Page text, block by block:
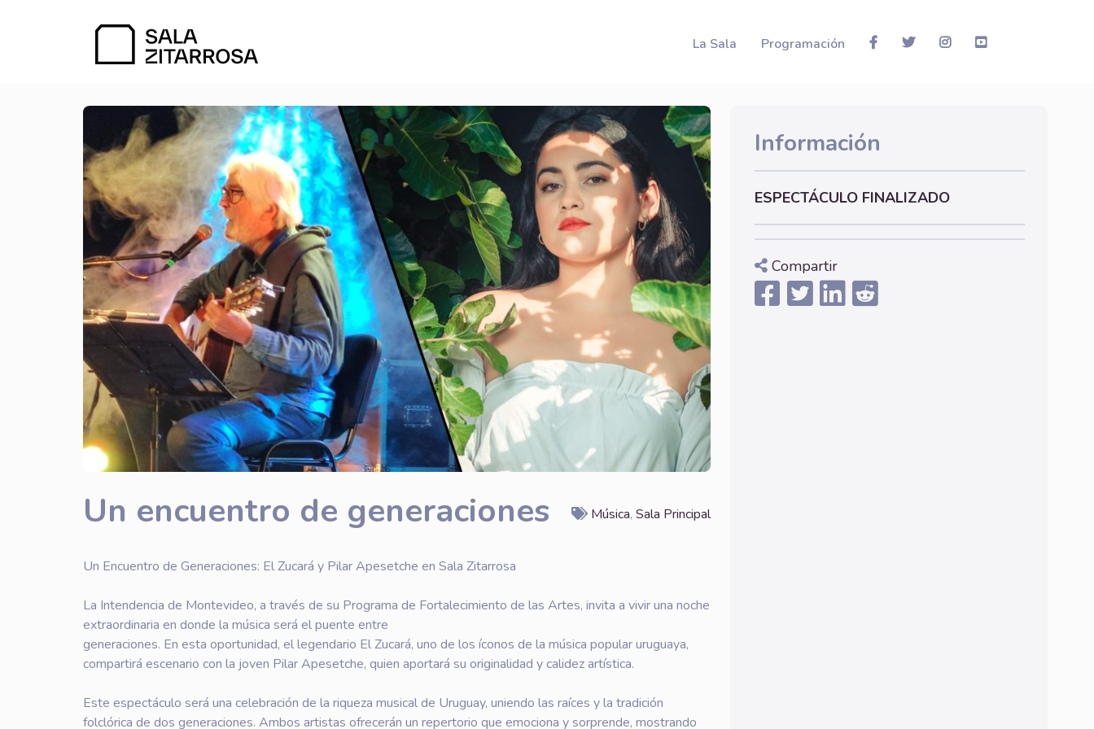
La Sala Programación
Un encuentro de generaciones Música, Sala Principal
Un Encuentro de Generaciones: El Zucará y Pilar Apesetche en Sala Zitarrosa
La Intendencia de Montevideo, a través de su Programa de Fortalecimiento de las Artes, invita a vivir una noche
extraordinaria en donde la música será el puente entre
generaciones. En esta oportunidad, el legendario El Zucará, uno de los íconos de la música popular uruguaya,
compartirá escenario con la joven Pilar Apesetche, quien aportará su originalidad y calidez artística.
Este espectáculo será una celebración de la riqueza musical de Uruguay, uniendo las raíces y la tradición
folclórica de dos generaciones. Ambos artistas ofrecerán un repertorio que emociona y sorprende, mostrando
Información
ESPECTÁCULO FINALIZADO
Compartir